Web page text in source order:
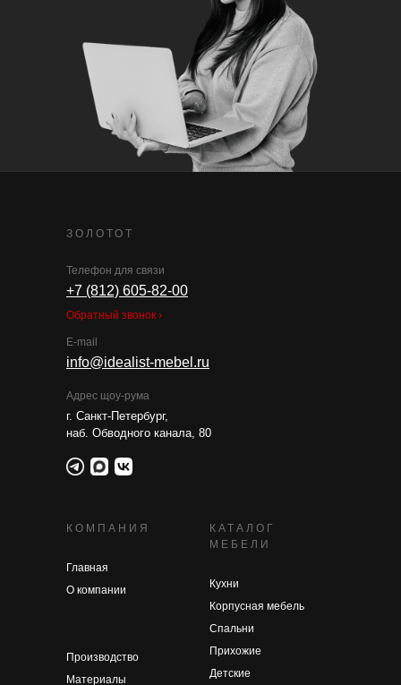
КАТАЛОГ
МЕБЕЛИ
ЗОЛОТОТ
Кухни
Детские
Спальни
Корпусная мебель
Прихожие
+7 (812) 605-82-00
info@idealist-mebel.ru
Телефон для связи
E-mail
Адрес щоу-рума
Обратный звонок ›
г. Санкт-Петербург,
наб. Обводного канала, 80
КОМПАНИЯ
Главная
О компании
Производство
Материалы